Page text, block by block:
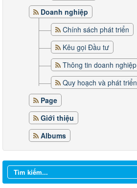
Doanh nghiệp
Chính sách phát triển
Kêu gọi Đầu tư
Thông tin doanh nghiệp
Quy hoạch và phát triển
Page
Giới thiệu
Albums